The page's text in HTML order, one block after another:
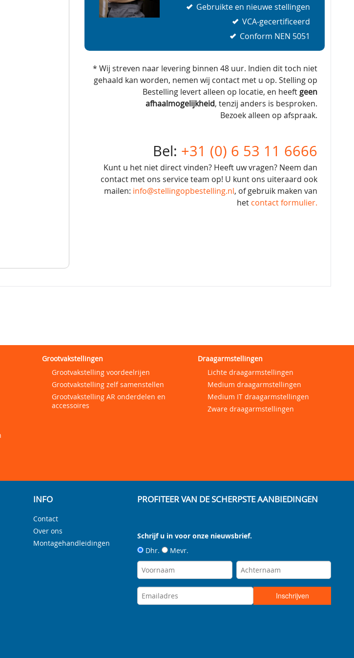
Gebruikte en nieuwe stellingen
VCA-gecertificeerd
Conform NEN 5051
* Wij streven naar levering binnen 48 uur. Indien dit toch niet
gehaald kan worden, nemen wij contact met u op. Stelling op
Bestelling levert alleen op locatie, en heeft geen
afhaalmogelijkheid, tenzij anders is besproken.
Bezoek alleen op afspraak.
Bel: +31 (0) 6 53 11 6666
Kunt u het niet direct vinden? Heeft uw vragen? Neem dan
contact met ons service team op! U kunt ons uiteraard ook
mailen: info@stellingopbestelling.nl, of gebruik maken van
het contact formulier.
Grootvakstellingen
Grootvakstelling voordeelrijen
Grootvakstelling zelf samenstellen
Grootvakstelling AR onderdelen en
accessoires
Draagarmstellingen
Lichte draagarmstellingen
Medium draagarmstellingen
Medium IT draagarmstellingen
Zware draagarmstellingen
INFO
Contact
Over ons
Montagehandleidingen
PROFITEER VAN DE SCHERPSTE AANBIEDINGEN
Schrijf u in voor onze nieuwsbrief.
Dhr.
Mevr.